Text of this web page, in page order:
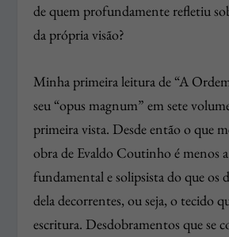
de quem profundamente refletiu
da própria visão?
Minha primeira leitura de “A
seu “opus magnum” em sete
primeira vista. Desde então o que
obra de Evaldo Coutinho é menos
fundamental e solipsista do que os
dela decorrentes, ou seja, o tecido
escritura. Desdobramentos que se